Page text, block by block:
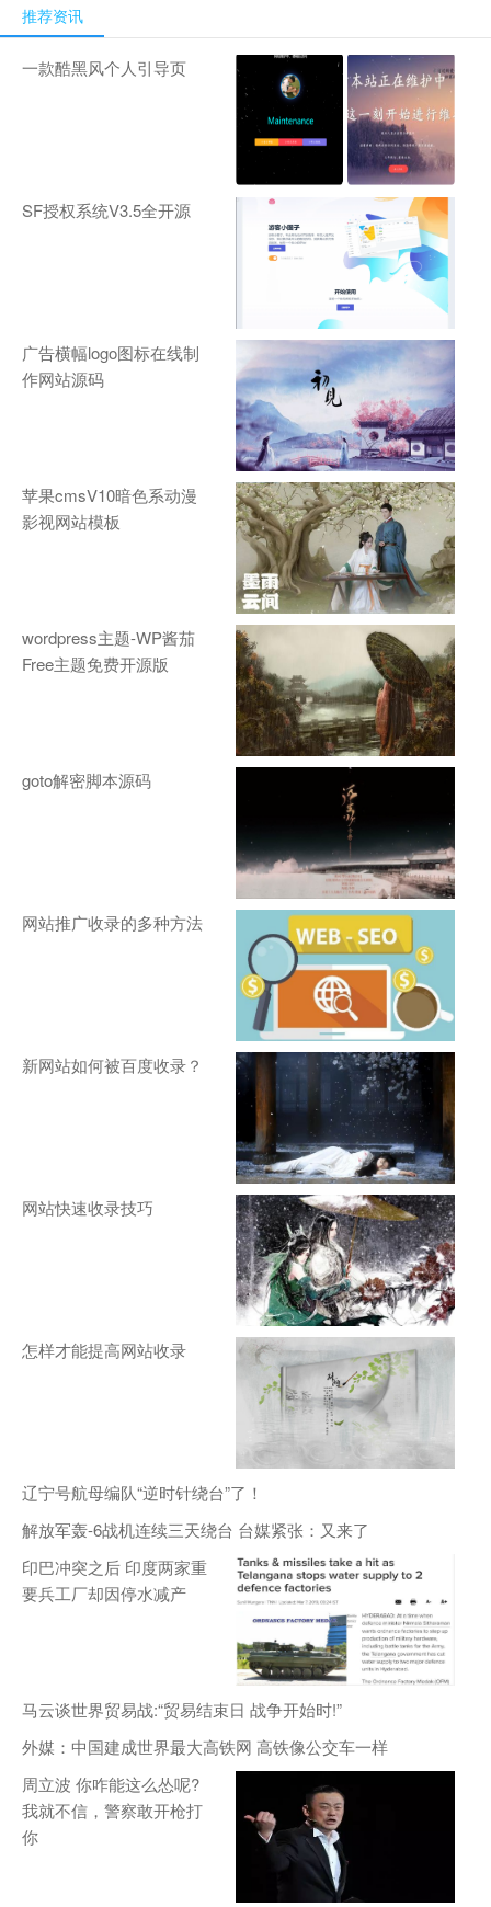
新闻并提供奢侈品
推荐资讯
一款酷黑风个人引导页
SF授权系统V3.5全开源
广告横幅logo图标在线制
作网站源码
苹果cmsV10暗色系动漫
影视网站模板
wordpress主题-WP酱茄
Free主题免费开源版
goto解密脚本源码
网站推广收录的多种方法
新网站如何被百度收录？
网站快速收录技巧
怎样才能提高网站收录
辽宁号航母编队“逆时针绕台”了！
解放军轰-6战机连续三天绕台 台媒紧张：又来了
印巴冲突之后 印度两家重
要兵工厂却因停水减产
马云谈世界贸易战:“贸易结束日 战争开始时!”
外媒：中国建成世界最大高铁网 高铁像公交车一样
周立波 你咋能这么怂呢?
我就不信，警察敢开枪打
你